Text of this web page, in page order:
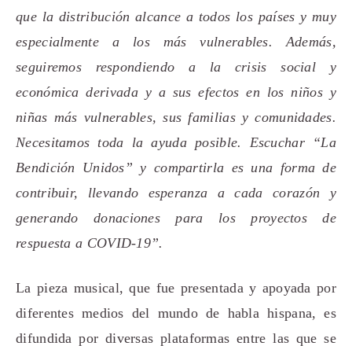
que la distribución alcance a todos los países y muy
especialmente a los más vulnerables. Además,
seguiremos respondiendo a la crisis social y
económica derivada y a sus efectos en los niños y
niñas más vulnerables, sus familias y comunidades.
Necesitamos toda la ayuda posible. Escuchar “La
Bendición Unidos” y compartirla es una forma de
contribuir, llevando esperanza a cada corazón y
generando donaciones para los proyectos de
respuesta a COVID-19”.
La pieza musical, que fue presentada y apoyada por
diferentes medios del mundo de habla hispana, es
difundida por diversas plataformas entre las que se